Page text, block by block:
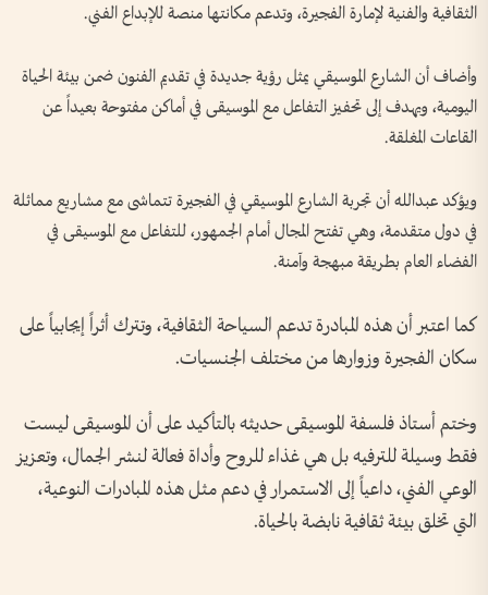
الثقافية والفنية لإمارة الفجيرة، وتدعم مكانتها منصة للإبداع الفني.
وأضاف أن الشارع الموسيقي يمثل رؤية جديدة في تقديم الفنون ضمن بيئة الحياة
اليومية، ويهدف إلى تحفيز التفاعل مع الموسيقى في أماكن مفتوحة بعيداً عن
القاعات المغلقة.
ويؤكد عبدالله أن تجربة الشارع الموسيقي في الفجيرة تتماشى مع مشاريع مماثلة
في دول متقدمة، وهي تفتح المجال أمام الجمهور، للتفاعل مع الموسيقى في
الفضاء العام بطريقة مبهجة وآمنة.
كما اعتبر أن هذه المبادرة تدعم السياحة الثقافية، وتترك أثراً إيجابياً على
سكان الفجيرة وزوارها من مختلف الجنسيات.
وختم أستاذ فلسفة الموسيقى حديثه بالتأكيد على أن الموسيقى ليست
فقط وسيلة للترفيه بل هي غذاء للروح وأداة فعالة لنشر الجمال، وتعزيز
الوعي الفني، داعياً إلى الاستمرار في دعم مثل هذه المبادرات النوعية،
التي تخلق بيئة ثقافية نابضة بالحياة.